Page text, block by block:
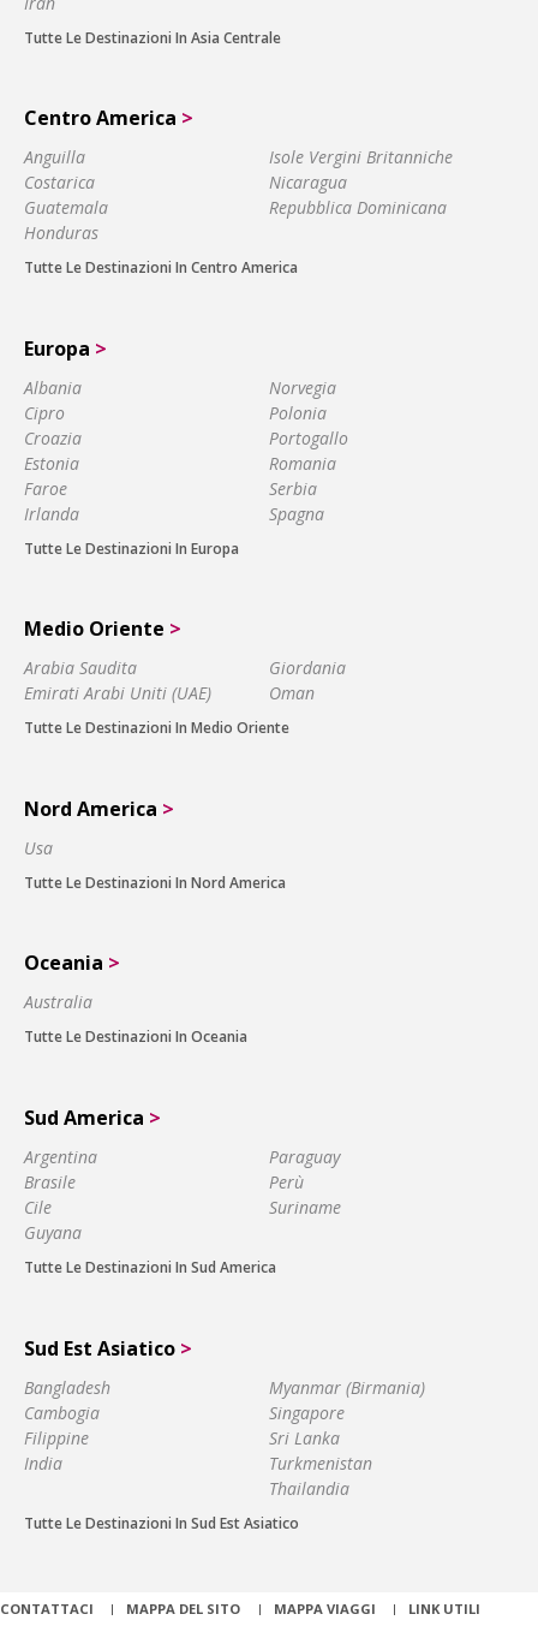
Tutte Le Destinazioni In Asia Centrale
Centro America >
Anguilla
Costarica
Guatemala
Honduras
Isole Vergini Britanniche
Nicaragua
Repubblica Dominicana
Tutte Le Destinazioni In Centro America
Europa >
Albania
Cipro
Croazia
Estonia
Faroe
Irlanda
Norvegia
Polonia
Portogallo
Romania
Serbia
Spagna
Tutte Le Destinazioni In Europa
Medio Oriente >
Arabia Saudita
Emirati Arabi Uniti (UAE)
Giordania
Oman
Tutte Le Destinazioni In Medio Oriente
Nord America >
Usa
Tutte Le Destinazioni In Nord America
Oceania >
Australia
Tutte Le Destinazioni In Oceania
Sud America >
Argentina
Brasile
Cile
Guyana
Paraguay
Perù
Suriname
Tutte Le Destinazioni In Sud America
Sud Est Asiatico >
Bangladesh
Cambogia
Filippine
India
Myanmar (Birmania)
Singapore
Sri Lanka
Turkmenistan
Thailandia
Tutte Le Destinazioni In Sud Est Asiatico
CONTATTACI MAPPA DEL SITO MAPPA VIAGGI
LINK UTILI